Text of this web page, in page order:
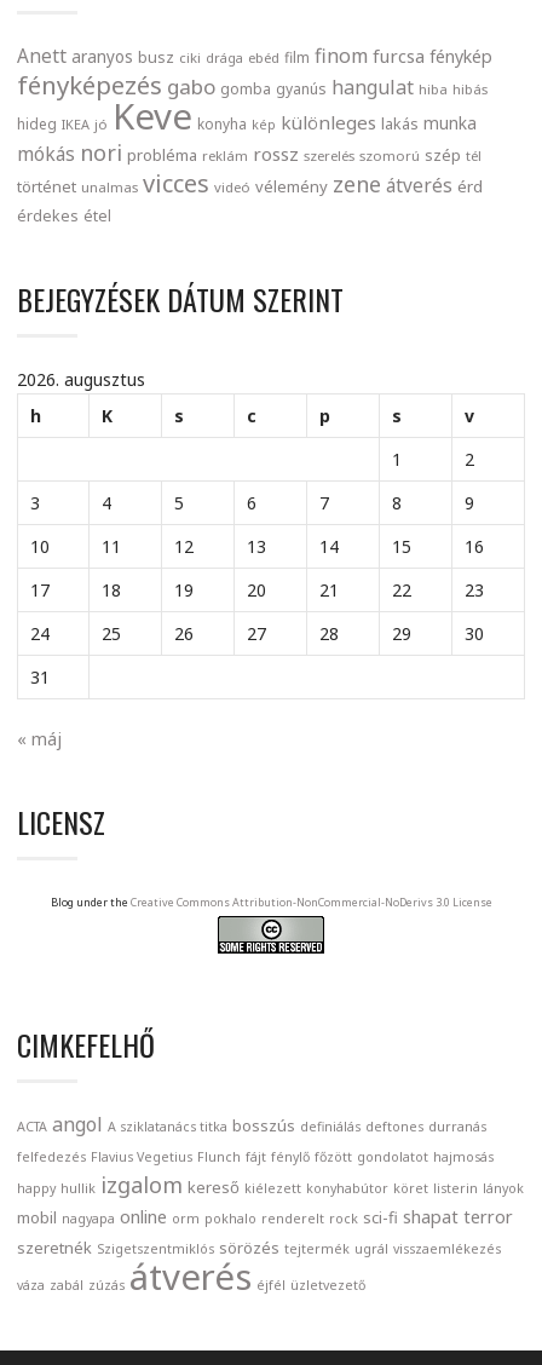
Anett aranyos busz ciki drága ebéd film finom furcsa fénykép
fényképezés gabo gomba gyanús hangulat hiba hibás
hideg IKEA jó Keve konyha kép különleges lakás munka
mókás nori probléma reklám rossz szerelés szomorú szép tél
történet unalmas vicces videó vélemény zene átverés érd
érdekes étel
BEJEGYZÉSEK DÁTUM SZERINT
2026. augusztus
h
K s c p s
v
1
2
3
4 5 6 7 8
9
10
11 12 13 14 15
16
17
18 19 20 21 22
23
24
25 26 27 28 29
30
31
« máj
LICENSZ
Blog under the Creative Commons Attribution-NonCommercial-NoDerivs 3.0 License
CIMKEFELHŐ
ACTA angol A sziklatanács titka bosszús definiálás deftones durranás
felfedezés Flavius Vegetius Flunch fájt fénylő főzött gondolatot hajmosás
happy hullik izgalom kereső kiélezett konyhabútor köret listerin lányok
mobil nagyapa online orm pokhalo renderelt rock sci-fi shapat terror
szeretnék Szigetszentmiklós sörözés tejtermék ugrál visszaemlékezés
váza zabál zúzás átverés éjfél üzletvezető